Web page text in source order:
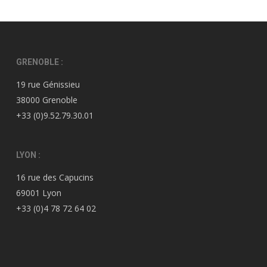
GRENOBLE :
19 rue Génissieu
38000 Grenoble
+33 (0)9.52.79.30.01
LYON :
16 rue des Capucins
69001 Lyon
+33 (0)4 78 72 64 02